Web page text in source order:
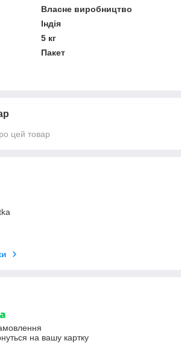
Власне виробництво
Індія
5 кг
Пакет
цей товар
на вашу картку